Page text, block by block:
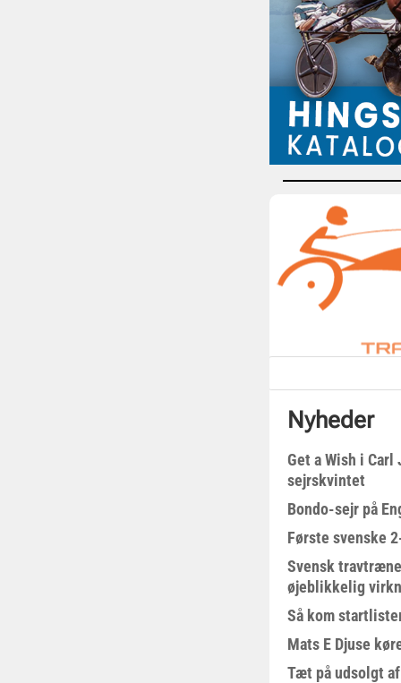
Nyheder
Get a Wish i Carl
sejrskvintet
Bondo-sejr på
Første svenske
Svensk
øjeblikkelig
Så kom
Mats E Djuse
Tæt på udsolgt